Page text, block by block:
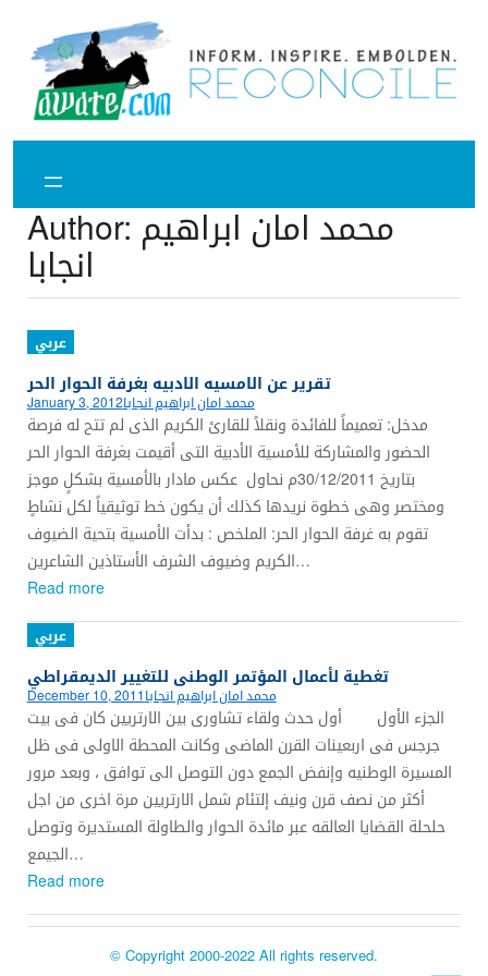
content
Author: محمد امان ابراهيم
انجابا
عربي
تقرير عن الامسيه الادبيه بغرفة الحوار الحر
January 3, 2012محمد امان ابراهيم انجابا
مدخل: تعميماً للفائدة ونقلاً للقارئ الكريم الذى لم تتح له فرصة
الحضور والمشاركة للأمسية الأدبية التى أقيمت بغرفة الحوار الحر
بتاريخ 30/12/2011م نحاول عكس مادار بالأمسية بشكلٍ موجز
ومختصر وهى خطوة نريدها كذلك أن يكون خط توثيقياً لكل نشاطٍ
تقوم به غرفة الحوار الحر: الملخص : بدأت الأمسية بتحية الضيوف
الكريم وضيوف الشرف الأستاذين الشاعرين…
Read more
عربي
تغطية لأعمال المؤتمر الوطنى للتغيير الديمقراطي
December 10, 2011محمد امان ابراهيم انجابا
الجزء الأول أول حدث ولقاء تشاورى بين الارتريين كان فى بيت
جرجس فى اربعينات القرن الماضى وكانت المحطة الاولى فى ظل
المسيرة الوطنيه وإنفض الجمع دون التوصل الى توافق ، وبعد مرور
أكثر من نصف قرن ونيف إلتئام شمل الارتريين مرة اخرى من اجل
حلحلة القضايا العالقه عبر مائدة الحوار والطاولة المستديرة وتوصل
الجيمع…
Read more
© Copyright 2000-2022 All rights reserved.